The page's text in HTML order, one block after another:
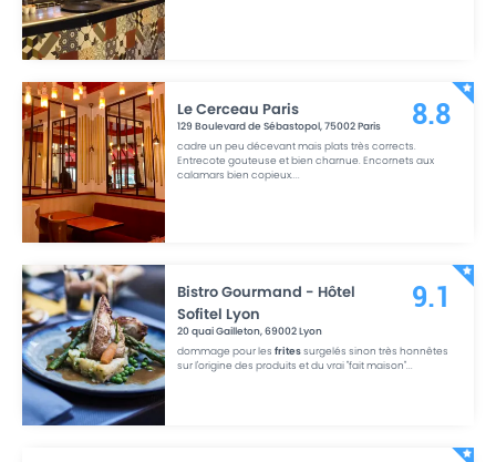
Le Cerceau Paris
129 Boulevard de Sébastopol,75002Paris
cadre un peu décevant mais plats très corrects.
Entrecote gouteuse et bien charnue. Encornets aux
calamars bien copieux....
8.8
Bistro Gourmand - Hôtel
Sofitel Lyon
20 quai Gailleton,69002Lyon
dommage pour lesfritessurgelés sinon très honnêtes
sur l'origine des produits et du vrai "fait maison"...
9.1